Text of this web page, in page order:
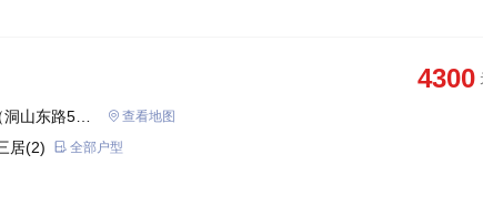
4300
山东路55
查看地图
居(2) 全部户型